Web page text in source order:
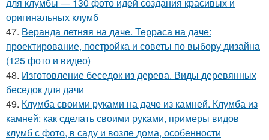
оригинальных клумб
47. Веранда летняя на даче. Терраса на даче:
проектирование, постройка и советы по выбору дизайна
(125 фото и видео)
48. Изготовление беседок из дерева. Виды деревянных
беседок для дачи
49. Клумба своими руками на даче из камней. Клумба из
камней: как сделать своими руками, примеры видов
клумб с фото, в саду и возле дома, особенности